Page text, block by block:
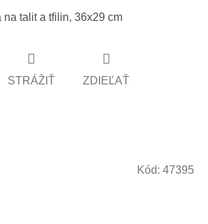
na talit a tfilin, 36x29 cm
STRÁŽIŤ ZDIEĽAŤ
Kód: 47395